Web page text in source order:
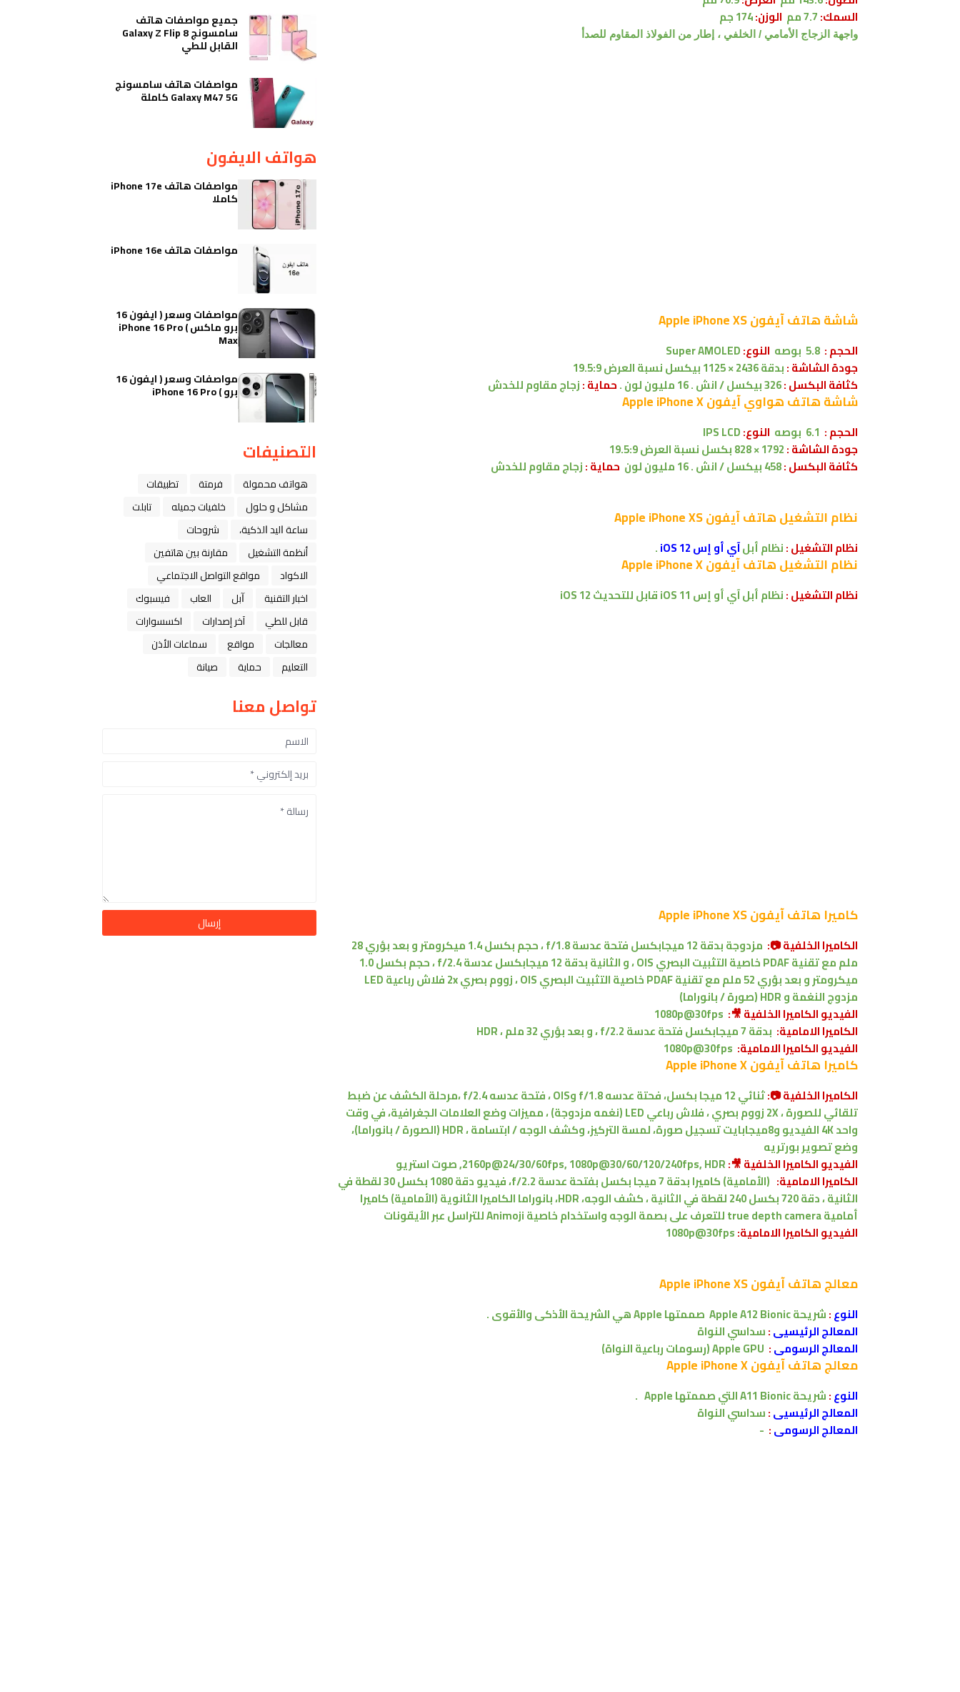
السمك:7.7 مم الوزن:
واجهة الزجاج الأمامي / الخلفي ، إطار من الفولاذ المقاوم للصدأ
شاشةهاتف آيفون Apple iPhone XS
الحجم : النوع:Super AMOLED
جودة الشاشة :بدقة 2436 × 1125 بيكسل
نسبة العرض 19.5:9
كثافة البكسل :326 بيكسل / انش . 16 مليون لون . حماية :زجاج مقاوم للخدش
شاشةهاتف هواوي آيفون Apple iPhone X
الحجم : النوع:IPS LCD
جودة الشاشة :1792 × 828 بكسل
نسبة العرض 19.5:9
كثافة البكسل :458 بيكسل / انش . 16 مليون لون حماية :زجاج مقاوم للخدش
نظام التشغيلهاتف آيفون Apple iPhone XS
نظام التشغيل :نظام أبلآي أو إس iOS 12 .
نظام التشغيلهاتف آيفون Apple iPhone X
نظام التشغيل :نظام أبل آي أو إس iOS 11 قابل للتحديثiOS 12
كاميرا هاتف آيفون Apple iPhone XS
الكاميرا الخلفية 📷:
مزدوجة بدقة 12 ميجابكسل فتحة عدسة f/1.8 ، حجم بكسل 1.4 ميكرومتر و بعد بؤري 28
ملم مع تقنية PDAF خاصية التثبيت البصري OIS ، و الثانية بدقة 12 ميجابكسل عدسة f/2.4 ، حجم بكسل 1.0
ميكرومتر و بعد بؤري 52 ملم مع تقنية PDAF خاصية التثبيت البصري OIS ، زووم بصري 2x فلاش رباعية LED
مزدوج النغمة و HDR (صورة / بانوراما)
الفيديو الكاميرا الخلفية 🎥: 1080p@30fps
الكاميرا الامامية: بدقة 7 ميجابكسل فتحة عدسة f/2.2 ، و بعد بؤري 32 ملم ، HDR
الفيديو الكاميراالامامية: 1080p@30fps
كاميرا هاتف آيفون Apple iPhone X
الكاميرا الخلفية 📷:
ثنائي 12 ميجا بكسل، فحتة عدسه f/1.8 وOIS ، فتحة عدسه f/2.4 ،مرحلة الكشف عن ضبط
تلقائي للصورة ، 2X زووم بصري ، فلاش رباعي LED (نغمه مزدوجة) ، مميزات وضع العلامات الجغرافية، في وقت
واحد 4K الفيديو و8ميجابايت تسجيل صورة، لمسة التركيز، وكشف الوجه / ابتسامة ، HDR (الصورة / بانوراما)،
وضع تصوير بورتريه
الفيديو الكاميرا الخلفية 🎥:2160p@24/30/60fps, 1080p@30/60/120/240fps, HDR, صوت استريو
الكاميرا الامامية:
(الأمامية) كاميرا بدقة 7 ميجا بكسل بفتحة عدسة f/2.2، فيديو دقة 1080 بكسل 30 لقطة في
الثانية ، دقة 720 بكسل 240 لقطة في الثانية ، كشف الوجه، HDR، بانوراما الكاميرا الثانوية (الأمامية) كاميرا
أمامية true depth camera للتعرف على بصمة الوجه واستخدام خاصية Animoji للتراسل عبر الأيقونات
الفيديو الكاميراالامامية:1080p@30fps
معالجهاتف آيفون Apple iPhone XS
النوع:شريحة Apple A12 Bionic صممتها Apple هي الشريحة الأذكى والأقوى .
المعالج الرئيسيى:سداسي النواة
المعالج الرسومى: Apple GPU (رسومات رباعية النواة)
معالجهاتف آيفون Apple iPhone X
النوع:شريحة A11 Bionic التي صممتها Apple .
المعالج الرئيسيى:سداسي النواة
المعالج الرسومى:
-
جميع مواصفات هاتف
سامسونج Galaxy Z Flip 8
القابل للطي
مواصفات هاتف سامسونج
Galaxy M47 5G كاملة
هواتف الايفون
مواصفات هاتف iPhone 17e
كاملا
مواصفات هاتف iPhone 16e
مواصفات وسعر ( ايفون 16
برو ماكس ) iPhone 16 Pro
Max
مواصفات وسعر ( ايفون 16
برو ) iPhone 16 Pro
التصنيفات
هواتف محمولة فرمتة
تطبيقات
مشاكل و حلول
خلفيات جميله
تابلت
ﺳﺎﻋﺔ ﺍﻟﻴﺪ ﺍﻟﺬﻛﻴﺔ،
شروحات
أنظمة التشغيل
مقارنة بين هاتفين
الاكواد
مواقع التواصل الاجتماعي
اخبار التقنية
ﺁﺑﻞ العاب
فيسبوك
قابل للطي
آخر إصدارات
اكسسوارات
معالجات
مواقع
سماعات الأذن
التعليم
حماية صيانة
تواصل معنا